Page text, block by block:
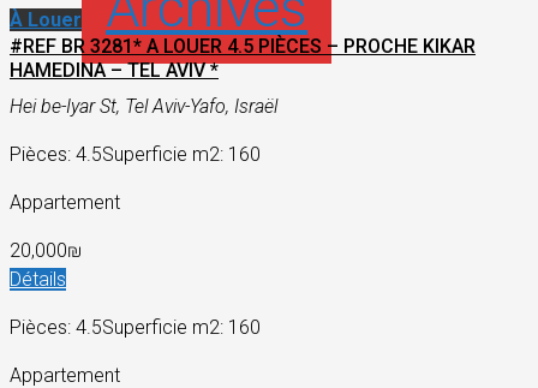
À Louer
#REF BR 3281* A LOUER 4.5 PIÈCES – PROCHE KIKAR
HAMEDINA – TEL AVIV *
Hei be-Iyar St, Tel Aviv-Yafo, Israël
Pièces: 4.5Superficie m2: 160
Appartement
20,000₪
Détails
Pièces: 4.5Superficie m2: 160
Appartement